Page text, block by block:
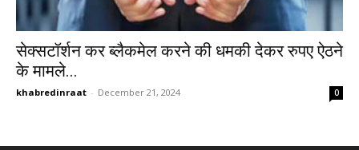
सेक्सटॉर्शन कर ब्लैकमेल करने की धमकी देकर रुपए ऐठने
के मामले...
khabredinraat - December 21, 2024 0